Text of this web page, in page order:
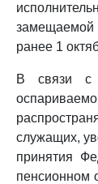
ранее 1
В связи с
служащих,
принятия
пенсионном